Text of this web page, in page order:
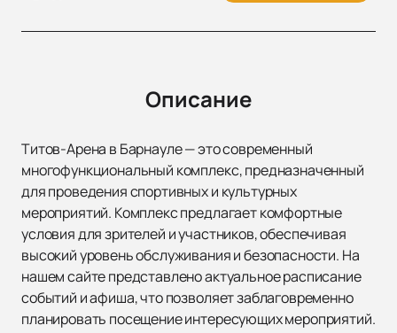
Описание
Титов-Арена в Барнауле — это современный
многофункциональный комплекс, предназначенный
для проведения спортивных и культурных
мероприятий. Комплекс предлагает комфортные
условия для зрителей и участников, обеспечивая
высокий уровень обслуживания и безопасности. На
нашем сайте представлено актуальное расписание
событий и афиша, что позволяет заблаговременно
планировать посещение интересующих мероприятий.